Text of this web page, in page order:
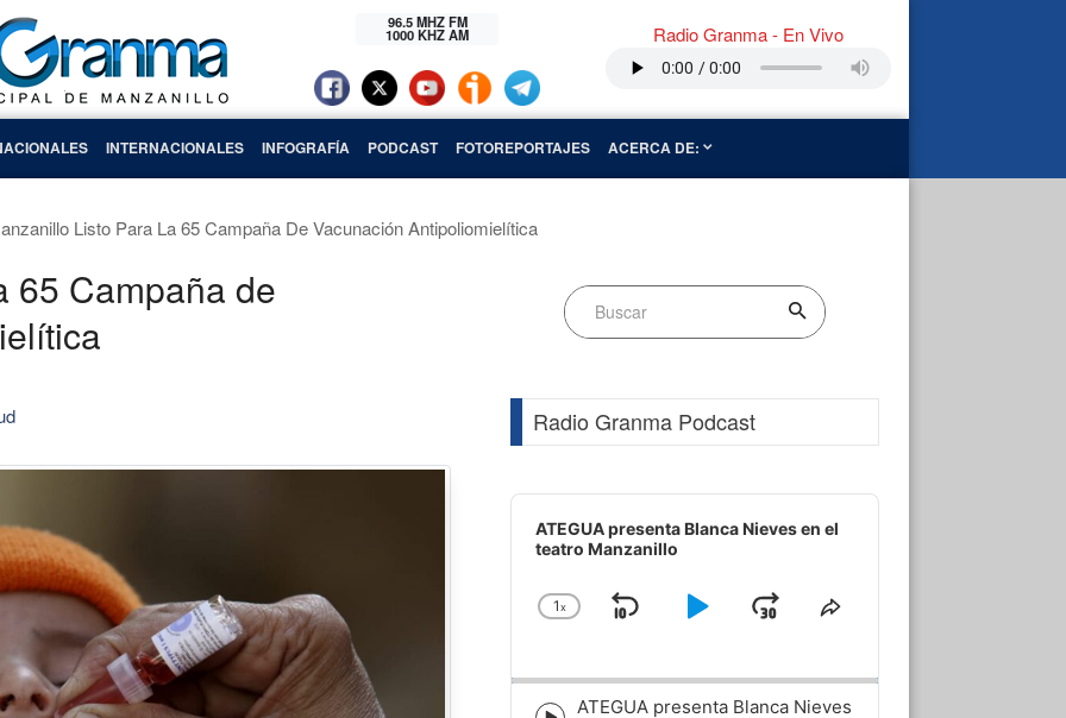
96.5 MHZ FM
1000 KHZ AM Radio Granma - En Vivo
INTERNACIONALES INFOGRAFÍA PODCAST FOTOREPORTAJES ACERCA DE:
Listo Para La 65 Campaña De Vacunación Antipoliomielítica
65 Campaña de
Radio Granma Podcast
Audio
Player
ATEGUA presenta Blanca Nieves en el
teatro Manzanillo
Change
1x
SkipPlayJumpShare
ATEGUA presenta Blanca Nieves